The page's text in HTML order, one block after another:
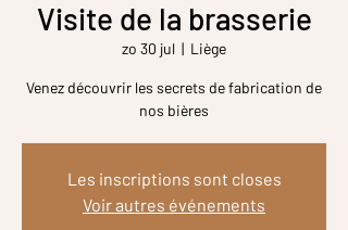
Visite de la brasserie
zo 30 jul
  |
Liège
Venez découvrir les secrets de fabrication de
nos bières
Les inscriptions sont closes
Voir autres événements